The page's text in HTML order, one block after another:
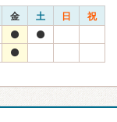
金 土 日 祝